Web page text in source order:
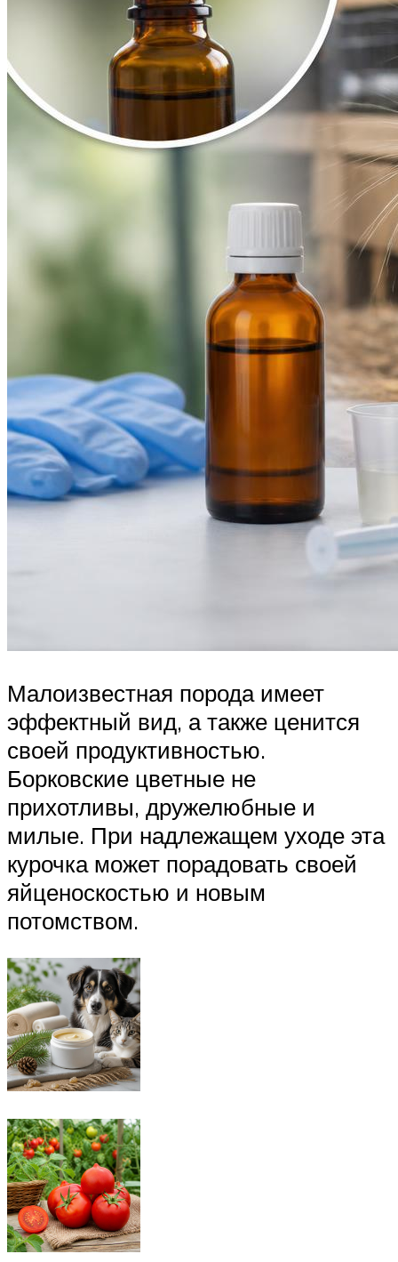
Малоизвестная порода имеет
эффектный вид, а также ценится
своей продуктивностью.
Борковские цветные не
прихотливы, дружелюбные и
милые. При надлежащем уходе эта
курочка может порадовать своей
яйценоскостью и новым
потомством.